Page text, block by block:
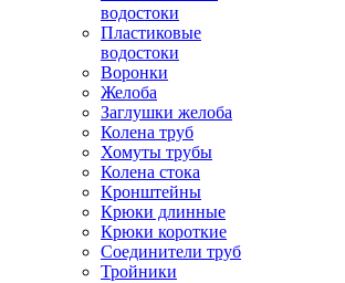
водостоки
Пластиковые
водостоки
Воронки
Желоба
Заглушки желоба
Колена труб
Хомуты трубы
Колена стока
Кронштейны
Крюки длинные
Крюки короткие
Соединители труб
Тройники